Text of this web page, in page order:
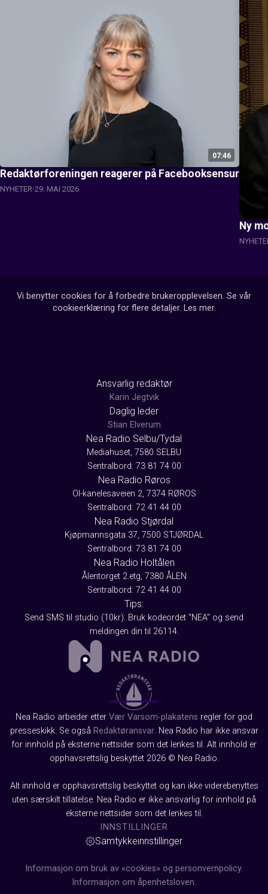
07:46
Redaktørforeningen reagerer på Facebooksensur
NYHETER 29. MAI 2026
Ny
Vi benytter cookies for å forbedre brukeropplevelsen. Se vår
cookieerklæring for flere detaljer. Les mer.
Ansvarlig redaktør
Karin Jegtvik
Daglig leder
Stian Elverum
Nea Radio Selbu/Tydal
Mediahuset, 7580 SELBU
Sentralbord: 73 81 74 00
Nea Radio Røros
Ol-kanelesaveien 2, 7374 RØROS
Sentralbord: 72 41 44 00
Nea Radio Stjørdal
Kjøpmannsgata 37, 7500 STJØRDAL
Sentralbord: 73 81 74 00
Nea Radio Holtålen
Ålentorget 2.etg, 7380 ÅLEN
Sentralbord: 72 41 44 00
Tips:
Send SMS til studio (10kr): Bruk kodeordet "NEA" og send
meldingen din til 26114.
Nea Radio arbeider etter Vær Varsom-plakatens regler for god
presseskikk. Se også Redaktøransvar. Nea Radio har ikke ansvar
for innhold på eksterne nettsider som det lenkes til. Alt innhold er
opphavsrettslig beskyttet 2026 © Nea Radio.
Alt innhold er opphavsrettslig beskyttet og kan ikke viderebenyttes
uten særskilt tillatelse. Nea Radio er ikke ansvarlig for innhold på
eksterne nettsider som det lenkes til.
INNSTILLINGER
Samtykkeinnstillinger
Informasjon om bruk av «cookies» og personvernpolicy.
Informasjon om åpenhetsloven.